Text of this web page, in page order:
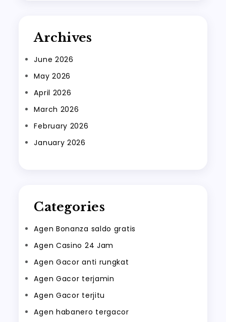
Archives
June 2026
May 2026
April 2026
March 2026
February 2026
January 2026
Categories
Agen Bonanza saldo gratis
Agen Casino 24 Jam
Agen Gacor anti rungkat
Agen Gacor terjamin
Agen Gacor terjitu
Agen habanero tergacor